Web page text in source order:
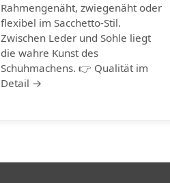
Rahmengenäht, zwiegenäht oder
flexibel im Sacchetto-Stil.
Zwischen Leder und Sohle liegt
die wahre Kunst des
Schuhmachens. 👉 Qualität im
Detail →